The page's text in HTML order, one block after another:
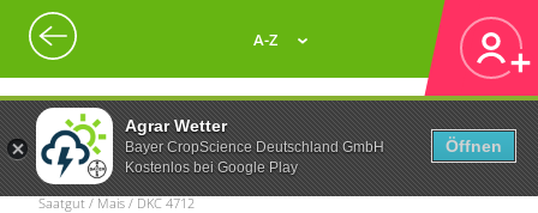
Agrar Wetter
Bayer CropScience Deutschland GmbH
Kostenlos bei Google Play
Öffnen
A-Z
Saatgut / Mais / DKC 4712